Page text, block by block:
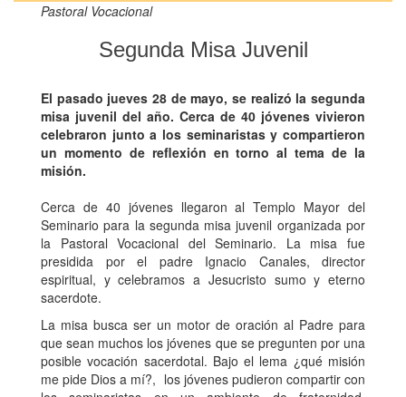
Pastoral Vocacional
Segunda Misa Juvenil
El pasado jueves 28 de mayo, se realizó la segunda
misa juvenil del año. Cerca de 40 jóvenes vivieron
celebraron junto a los seminaristas y compartieron
un momento de reflexión en torno al tema de la
misión.
Cerca de 40 jóvenes llegaron al Templo Mayor del
Seminario para la segunda misa juvenil organizada por
la Pastoral Vocacional del Seminario. La misa fue
presidida por el padre Ignacio Canales, director
espiritual, y celebramos a Jesucristo sumo y eterno
sacerdote.
La misa busca ser un motor de oración al Padre para
que sean muchos los jóvenes que se pregunten por una
posible vocación sacerdotal. Bajo el lema ¿qué misión
me pide Dios a mí?, los jóvenes pudieron compartir con